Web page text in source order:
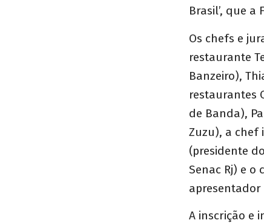
Brasil’, que a
Os chefs e
restaurante
Banzeiro),
restaurantes
de Banda),
Zuzu), a chef
(presidente
Senac Rj) e o
apresentador
A inscrição e